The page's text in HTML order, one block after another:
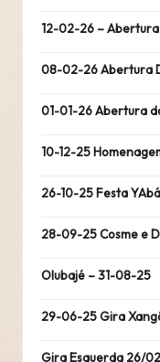
12-02-26 –
08-02-26 Abertura
01-01-26 Abertura
10-12-25
26-10-25 Festa
28-09-25 Cosme e
Olubajé – 31-08-25
29-06-25 Gira
Gira Esquerda 26/